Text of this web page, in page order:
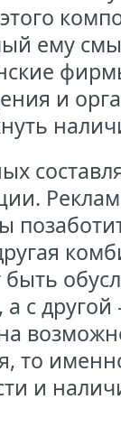
ему
и
с другой
то
и